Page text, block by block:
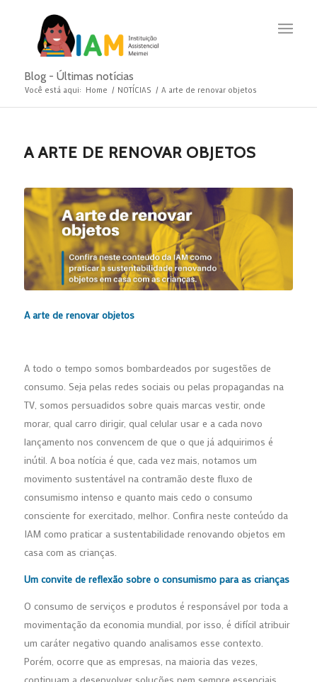
Blog - Últimas notícias
Você está aqui: Home / NOTÍCIAS / A arte de renovar objetos
A ARTE DE RENOVAR OBJETOS
A arte de renovar objetos
A todo o tempo somos bombardeados por sugestões de
consumo. Seja pelas redes sociais ou pelas propagandas na
TV, somos persuadidos sobre quais marcas vestir, onde
morar, qual carro dirigir, qual celular usar e a cada novo
lançamento nos convencem de que o que já adquirimos é
inútil. A boa notícia é que, cada vez mais, notamos um
movimento sustentável na contramão deste fluxo de
consumismo intenso e quanto mais cedo o consumo
consciente for exercitado, melhor. Confira neste conteúdo da
IAM como praticar a sustentabilidade renovando objetos em
casa com as crianças.
Um convite de reflexão sobre o consumismo para as crianças
O consumo de serviços e produtos é responsável por toda a
movimentação da economia mundial, por isso, é difícil atribuir
um caráter negativo quando analisamos esse contexto.
Porém, ocorre que as empresas, na maioria das vezes,